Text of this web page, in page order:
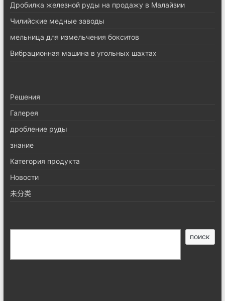
Дробилка железной руды на продажу в Малайзии
Чилийские медные заводы
мельница для измельчения бокситов
Вибрационная машина в угольных шахтах
Pешения
Галерея
дробление руды
знание
Категория продукта
Новости
未分类
поиск